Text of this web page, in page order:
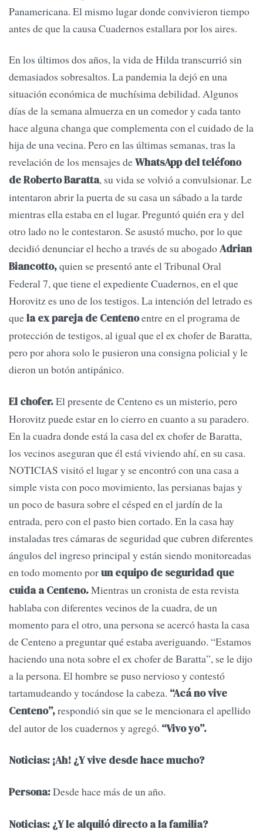
Panamericana. El mismo lugar donde convivieron tiempo
antes de que la causa Cuadernos estallara por los aires.
En los últimos dos años, la vida de Hilda transcurrió sin
demasiados sobresaltos. La pandemia la dejó en una
situación económica de muchísima debilidad. Algunos
días de la semana almuerza en un comedor y cada tanto
hace alguna changa que complementa con el cuidado de la
hija de una vecina. Pero en las últimas semanas, tras la
revelación de los mensajes deWhatsApp del teléfono
de Roberto Baratta, su vida se volvió a convulsionar. Le
intentaron abrir la puerta de su casa un sábado a la tarde
mientras ella estaba en el lugar. Preguntó quién era y del
otro lado no le contestaron. Se asustó mucho, por lo que
decidió denunciar el hecho a través de su abogadoAdrian
Biancotto,quien se presentó ante el Tribunal Oral
Federal 7, que tiene el expediente Cuadernos, en el que
Horovitz es uno de los testigos. La intención del letrado es
quela ex pareja de Centenoentre en el programa de
protección de testigos, al igual que el ex chofer de Baratta,
pero por ahora solo le pusieron una consigna policial y le
dieron un botón antipánico.
El chofer.El presente de Centeno es un misterio, pero
Horovitz puede estar en lo cierro en cuanto a su paradero.
En la cuadra donde está la casa del ex chofer de Baratta,
los vecinos aseguran que él está viviendo ahí, en su casa.
NOTICIAS visitó el lugar y se encontró con una casa a
simple vista con poco movimiento, las persianas bajas y
un poco de basura sobre el césped en el jardín de la
entrada, pero con el pasto bien cortado. En la casa hay
instaladas tres cámaras de seguridad que cubren diferentes
ángulos del ingreso principal y están siendo monitoreadas
en todo momento porun equipo de seguridad que
cuida a Centeno.Mientras un cronista de esta revista
hablaba con diferentes vecinos de la cuadra, de un
momento para el otro, una persona se acercó hasta la casa
de Centeno a preguntar qué estaba averiguando. “Estamos
haciendo una nota sobre el ex chofer de Baratta”, se le dijo
a la persona. El hombre se puso nervioso y contestó
tartamudeando y tocándose la cabeza. “Acá no vive
Centeno”,respondió sin que se le mencionara el apellido
del autor de los cuadernos y agregó. “Vivo yo”.
Noticias: ¡Ah! ¿Y vive desde hace mucho?
Persona:Desde hace más de un año.
Noticias: ¿Y le alquiló directo a la familia?